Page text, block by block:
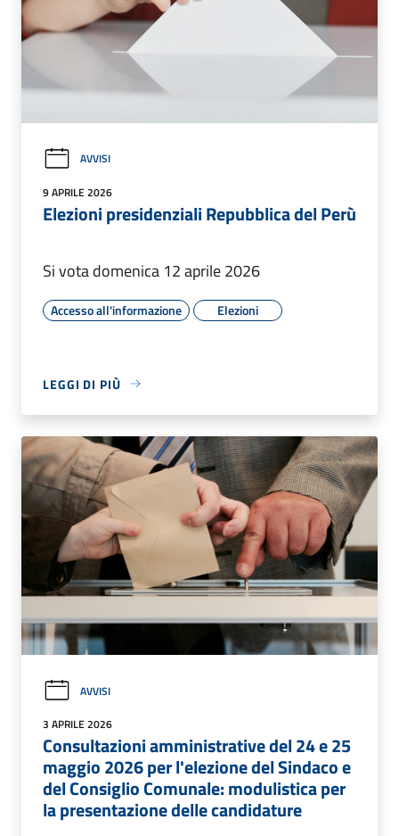
AVVISI
9 APRILE 2026
Elezioni presidenziali Repubblica del Perù
Si vota domenica 12 aprile 2026
Accesso all'informazione Elezioni
LEGGI DI PIÙ
AVVISI
3 APRILE 2026
Consultazioni amministrative del 24 e 25
maggio 2026 per l'elezione del Sindaco e
del Consiglio Comunale: modulistica per
la presentazione delle candidature